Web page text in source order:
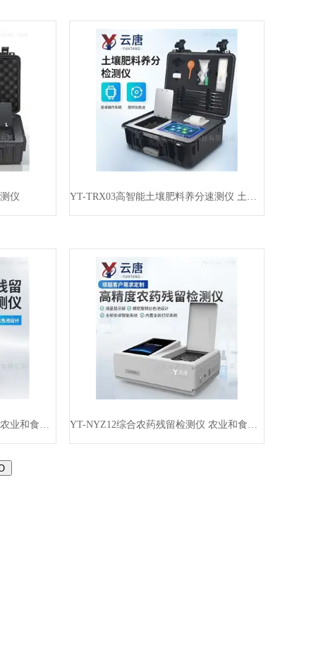
仪 YT-TRX03高智能土壤肥料养分速测仪 土壤养分检测仪
YT-NY12C综合农药残留检测仪 农业和食品专用仪器 YT-NYZ12综合农药残留检测仪 农业和食品专用仪器